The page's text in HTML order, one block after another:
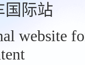
国际站
website
是过ETC后顺畅提